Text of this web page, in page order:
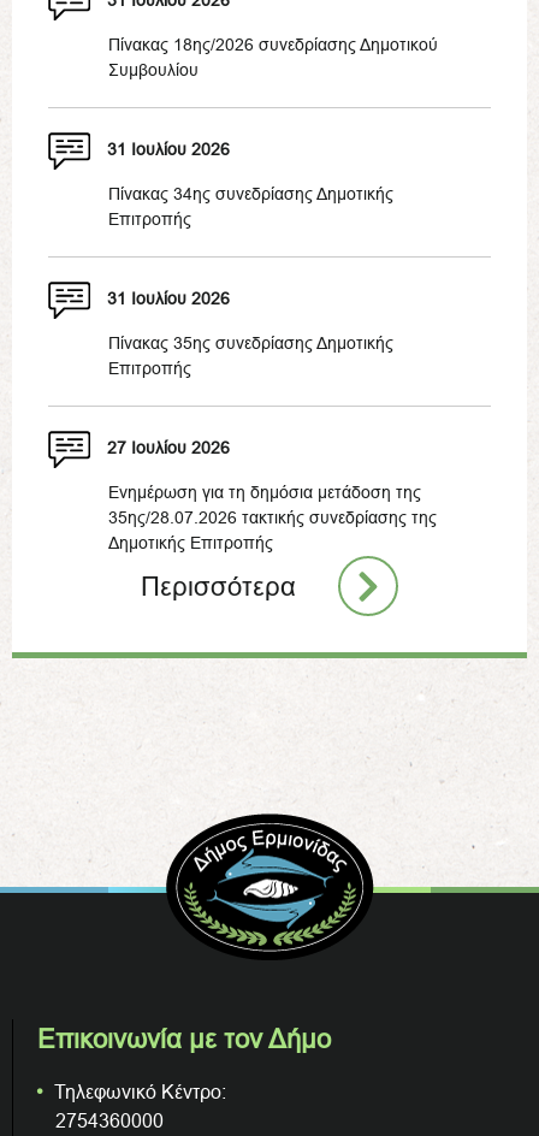
Πίνακας 18ης/2026 συνεδρίασης Δημοτικού
Συμβουλίου
31 Ιουλίου 2026
Πίνακας 34ης συνεδρίασης Δημοτικής
Επιτροπής
31 Ιουλίου 2026
Πίνακας 35ης συνεδρίασης Δημοτικής
Επιτροπής
27 Ιουλίου 2026
Ενημέρωση για τη δημόσια μετάδοση της
35ης/28.07.2026 τακτικής συνεδρίασης της
Δημοτικής Επιτροπής
Περισσότερα
Επικοινωνία με τον Δήμο
Τηλεφωνικό Κέντρο:
2754360000